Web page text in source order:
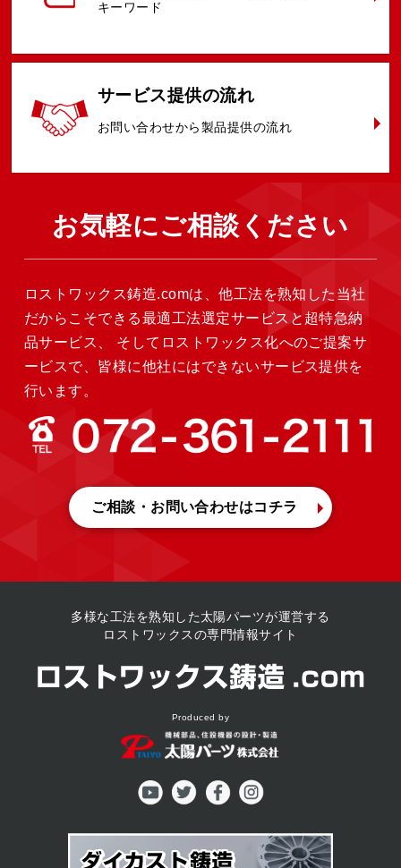
キーワード
サービス提供の流れ
お問い合わせから 製品提供の流れ
お気軽にご相談ください
ロストワックス鋳造.comは、他工法を熟知した当社
だからこそできる最適工法選定サービスと超特急納
品サービス、
そしてロストワックス化へのご提案サ
ービスで、皆様に他社にはできないサービス提供を
行います。
ご相談・お問い合わせはコチラ
多様な工法を熟知した 太陽パーツが運営する
ロストワックスの専門情報サイト
Produced by